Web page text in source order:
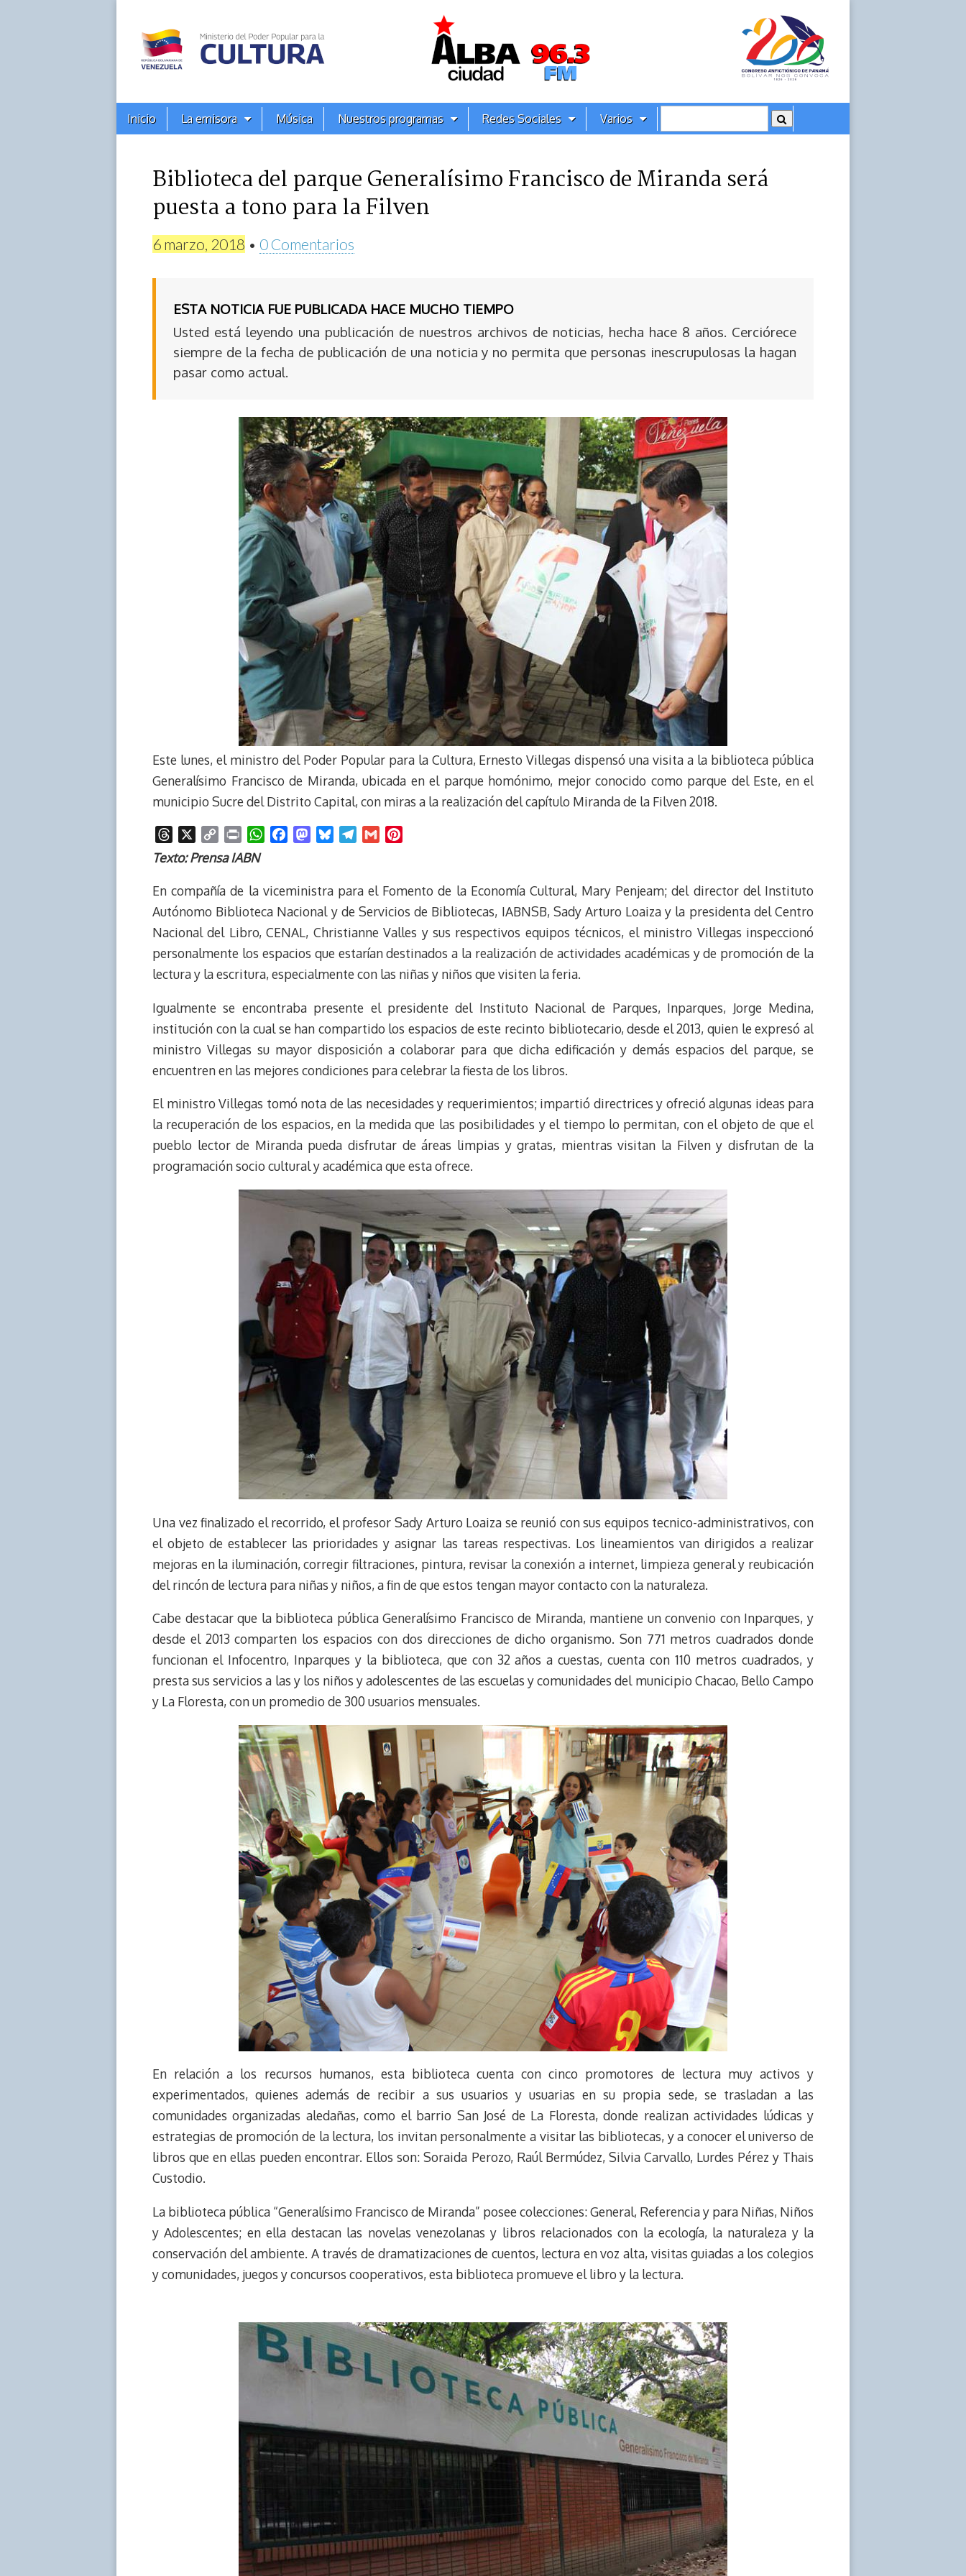
Alba
Ciudad
96.3
FM
Menú
principal
Inicio La emisora Música Nuestros programas Redes Sociales Varios
Biblioteca del parque Generalísimo Francisco de Miranda será
puesta a tono para la Filven
6 marzo, 2018 • 0 Comentarios
ESTA NOTICIA FUE PUBLICADA HACE MUCHO TIEMPO
Usted está leyendo una publicación de nuestros archivos de noticias, hecha hace 8 años. Cerciórece
siempre de la fecha de publicación de una noticia y no permita que personas inescrupulosas la hagan
pasar como actual.
Este lunes, el ministro del Poder Popular para la Cultura, Ernesto Villegas dispensó una visita a la biblioteca pública
Generalísimo Francisco de Miranda, ubicada en el parque homónimo, mejor conocido como parque del Este, en el
municipio Sucre del Distrito Capital, con miras a la realización del capítulo Miranda de la Filven 2018.
h
e
a
d
s
o
y
i
n
k
r
n
W
t
A
p
p
e
o
o
k
M
t
d
o
n
e
s
k
y
e
g
r
a
m
t
r
e
s
t
Texto: Prensa IABN
En compañía de la viceministra para el Fomento de la Economía Cultural, Mary Penjeam; del director del Instituto
Autónomo Biblioteca Nacional y de Servicios de Bibliotecas, IABNSB, Sady Arturo Loaiza y la presidenta del Centro
Nacional del Libro, CENAL, Christianne Valles y sus respectivos equipos técnicos, el ministro Villegas inspeccionó
personalmente los espacios que estarían destinados a la realización de actividades académicas y de promoción de la
lectura y la escritura, especialmente con las niñas y niños que visiten la feria.
Igualmente se encontraba presente el presidente del Instituto Nacional de Parques, Inparques, Jorge Medina,
institución con la cual se han compartido los espacios de este recinto bibliotecario, desde el 2013, quien le expresó al
ministro Villegas su mayor disposición a colaborar para que dicha edificación y demás espacios del parque, se
encuentren en las mejores condiciones para celebrar la fiesta de los libros.
El ministro Villegas tomó nota de las necesidades y requerimientos; impartió directrices y ofreció algunas ideas para
la recuperación de los espacios, en la medida que las posibilidades y el tiempo lo permitan, con el objeto de que el
pueblo lector de Miranda pueda disfrutar de áreas limpias y gratas, mientras visitan la Filven y disfrutan de la
programación socio cultural y académica que esta ofrece.
Una vez finalizado el recorrido, el profesor Sady Arturo Loaiza se reunió con sus equipos tecnico-administrativos, con
el objeto de establecer las prioridades y asignar las tareas respectivas. Los lineamientos van dirigidos a realizar
mejoras en la iluminación, corregir filtraciones, pintura, revisar la conexión a internet, limpieza general y reubicación
del rincón de lectura para niñas y niños, a fin de que estos tengan mayor contacto con la naturaleza.
Cabe destacar que la biblioteca pública Generalísimo Francisco de Miranda, mantiene un convenio con Inparques, y
desde el 2013 comparten los espacios con dos direcciones de dicho organismo. Son 771 metros cuadrados donde
funcionan el Infocentro, Inparques y la biblioteca, que con 32 años a cuestas, cuenta con 110 metros cuadrados, y
presta sus servicios a las y los niños y adolescentes de las escuelas y comunidades del municipio Chacao, Bello Campo
y La Floresta, con un promedio de 300 usuarios mensuales.
En relación a los recursos humanos, esta biblioteca cuenta con cinco promotores de lectura muy activos y
experimentados, quienes además de recibir a sus usuarios y usuarias en su propia sede, se trasladan a las
comunidades organizadas aledañas, como el barrio San José de La Floresta, donde realizan actividades lúdicas y
estrategias de promoción de la lectura, los invitan personalmente a visitar las bibliotecas, y a conocer el universo de
libros que en ellas pueden encontrar. Ellos son: Soraida Perozo, Raúl Bermúdez, Silvia Carvallo, Lurdes Pérez y Thais
Custodio.
La biblioteca pública “Generalísimo Francisco de Miranda” posee colecciones: General, Referencia y para Niñas, Niños
y Adolescentes; en ella destacan las novelas venezolanas y libros relacionados con la ecología, la naturaleza y la
conservación del ambiente. A través de dramatizaciones de cuentos, lectura en voz alta, visitas guiadas a los colegios
y comunidades, juegos y concursos cooperativos, esta biblioteca promueve el libro y la lectura.